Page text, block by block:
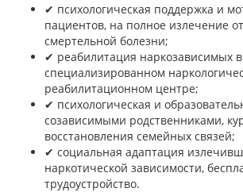
✔︎ психологическая поддержка и
пациентов, на полное излечение
смертельной болезни;
✔︎ реабилитация наркозависимых в
специализированном
реабилитационном центре;
✔︎ психологическая и
созависимыми родственниками,
восстановления семейных связей;
✔︎ социальная адаптация
наркотической зависимости,
трудоустройство.